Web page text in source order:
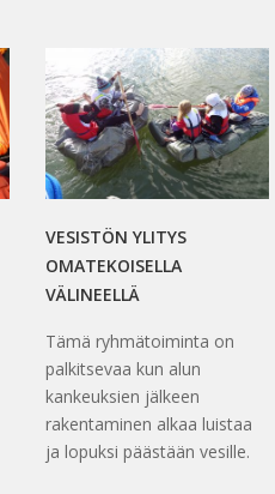
VESISTÖN YLITYS
OMATEKOISELLA
VÄLINEELLÄ
Tämä ryhmätoiminta on
palkitsevaa kun alun
kankeuksien jälkeen
rakentaminen alkaa luistaa
ja lopuksi päästään vesille.